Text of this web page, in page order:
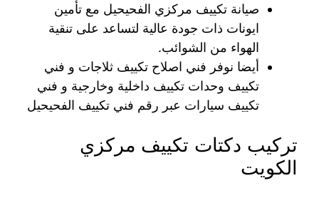
صيانة تكييف مركزي الفحيحيل مع تأمين
ايونات ذات جودة عالية لتساعد على تنقية
الهواء من الشوائب.
أيضا نوفر فني اصلاح تكييف ثلاجات و فني
تكييف وحدات تكييف داخلية وخارجية و فني
تكييف سيارات عبر رقم فني تكييف الفحيحيل
تركيب دكتات تكييف مركزي
الكويت